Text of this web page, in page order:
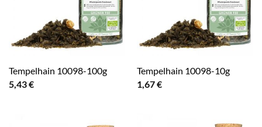
Tempelhain 10098-100g
5,43€
Tempelhain 10098-10g
1,67€